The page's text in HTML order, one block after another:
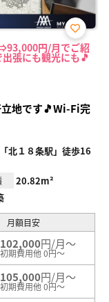
円/月でご紹
張にも観光にも🎵
お気
に入
り登
地です🎵Wi-Fi完
北１８条駅」徒歩16
20.82m²
月額目安
102,000円/月～
初期費用他 0円～
105,000円/月～
初期費用他 0円～